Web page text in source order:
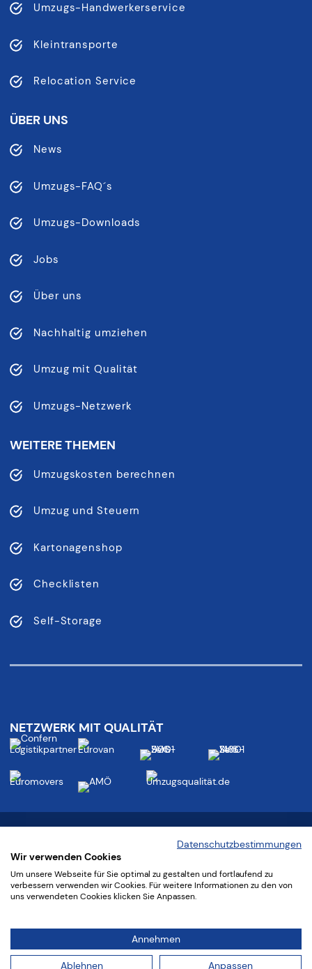
Umzugs-Handwerkerservice
Kleintransporte
Relocation Service
ÜBER UNS
News
Umzugs-FAQ´s
Umzugs-Downloads
Jobs
Über uns
Nachhaltig umziehen
Umzug mit Qualität
Umzugs-Netzwerk
WEITERE THEMEN
Umzugskosten berechnen
Umzug und Steuern
Kartonagenshop
Checklisten
Self-Storage
NETZWERK MIT QUALITÄT
AGB|Datenschutz|Impressum
Datenschutzbestimmungen
Wir verwenden Cookies
Um unsere Webseite für Sie optimal zu gestalten und fortlaufend zu
verbessern verwenden wir Cookies. Für weitere Informationen zu den von
uns verwendeten Cookies klicken Sie Anpassen.
Annehmen
Ablehnen Anpassen